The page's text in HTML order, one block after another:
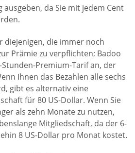
ausgeben, da Sie mit jedem Cent
diejenigen, die immer noch
Prämie zu verpflichten; Badoo
Premium-Tarif an, der
Ihnen das Bezahlen alle sechs
gibt es alternativ eine
für 80 US-Dollar. Wenn Sie
als zehn Monate zu nutzen,
Mitgliedschaft, da der 6-
8 US-Dollar pro Monat kostet.